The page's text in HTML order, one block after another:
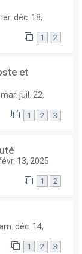
déc. 18,
1 2
et
mar. juil. 22,
1 2 3
13, 2025
1 2
déc. 14,
1 2 3